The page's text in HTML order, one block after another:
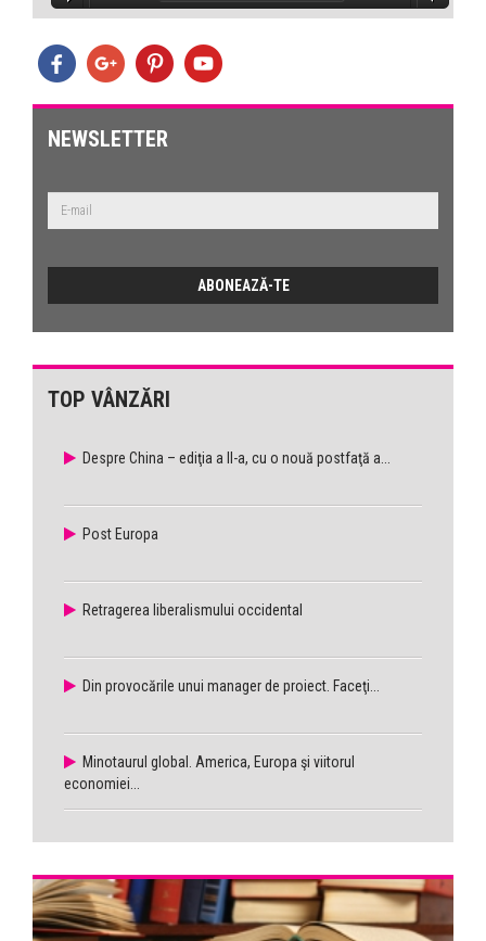
NEWSLETTER
TOP VÂNZĂRI
Despre China – ediţia a II-a, cu o nouă postfaţă a...
Post Europa
Retragerea liberalismului occidental
Din provocările unui manager de proiect. Faceţi...
Minotaurul global. America, Europa şi viitorul
economiei...